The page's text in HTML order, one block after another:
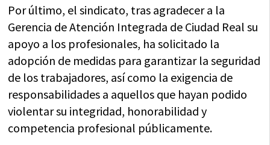
Por último, el sindicato, tras agradecer a la
Gerencia de Atención Integrada de Ciudad Real su
apoyo a los profesionales, ha solicitado la
adopción de medidas para garantizar la seguridad
de los trabajadores, así como la exigencia de
responsabilidades a aquellos que hayan podido
violentar su integridad, honorabilidad y
competencia profesional públicamente.